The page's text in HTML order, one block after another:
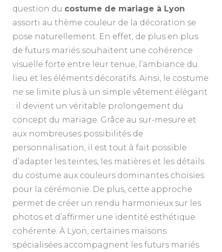
question du costume de mariage à Lyon
assorti au thème couleur de la décoration se
pose naturellement. En effet, de plus en plus
de futurs mariés souhaitent une cohérence
visuelle forte entre leur tenue, l’ambiance du
lieu et les éléments décoratifs. Ainsi, le costume
ne se limite plus à un simple vêtement élégant
: il devient un véritable prolongement du
concept du mariage. Grâce au sur-mesure et
aux nombreuses possibilités de
personnalisation, il est tout à fait possible
d’adapter les teintes, les matières et les détails
du costume aux couleurs dominantes choisies
pour la cérémonie. De plus, cette approche
permet de créer un rendu harmonieux sur les
photos et d’affirmer une identité esthétique
cohérente. À Lyon, certaines maisons
spécialisées accompagnent les futurs mariés